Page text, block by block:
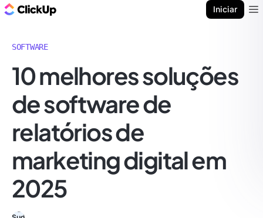
Iniciar
SOFTWARE
10 melhores soluções
de software de
relatórios de
marketing digital em
2025